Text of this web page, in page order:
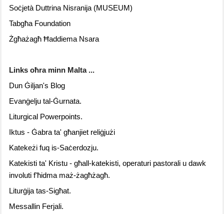
Soċjetà Duttrina Nisranija (MUSEUM)
Tabgħa Foundation
Żgħażagħ Ħaddiema Nsara
Links oħra minn Malta ...
Dun Ġiljan's Blog
Evanġelju tal-Ġurnata.
Liturgical Powerpoints.
Iktus - Ġabra ta' għanjiet reliġjużi
Katekeżi fuq is-Saċerdozju.
Katekisti ta' Kristu - għall-katekisti, operaturi pastorali u dawk
involuti f'ħidma maż-żagħżagħ.
Liturġija tas-Sigħat.
Messallin Ferjali.